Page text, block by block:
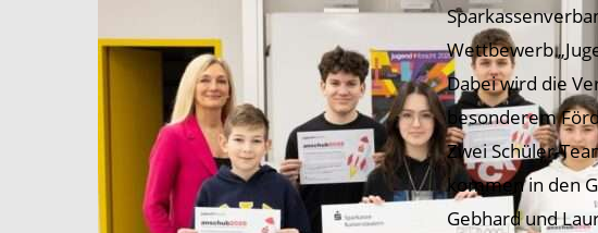
Wettbewerb
Dabei wird die
besonderem
Zwei Schüler-
kommen in den
Gebhard und